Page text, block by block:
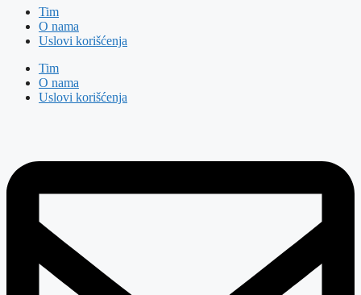
Tim
O nama
Uslovi korišćenja
Tim
O nama
Uslovi korišćenja